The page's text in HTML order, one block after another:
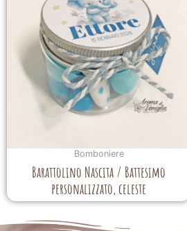
Bomboniere
Barattolino Nascita / Battesimo
personalizzato, celeste